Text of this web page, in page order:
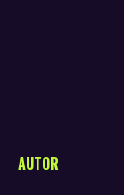
AUTOR